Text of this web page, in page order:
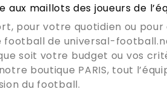
maillots des joueurs de
pour votre quotidien ou pour
football de universal-
soit votre budget ou vos
boutique PARIS, tout
du football.